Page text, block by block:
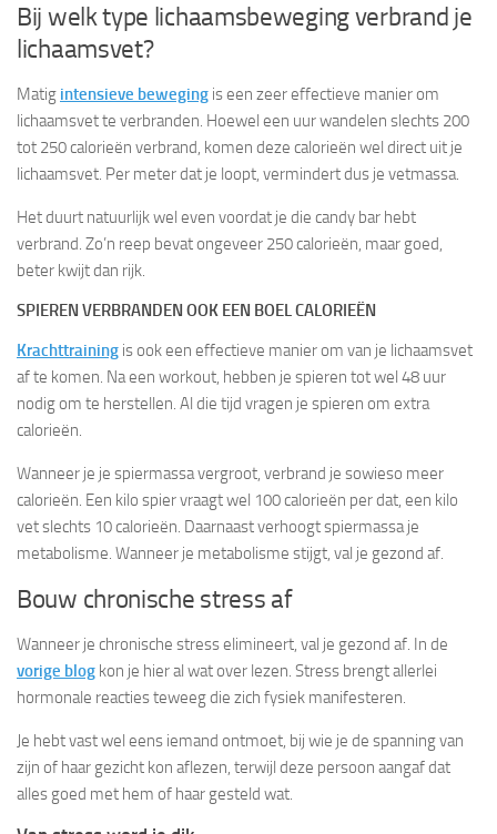
Bij welk type lichaamsbeweging verbrand je
lichaamsvet?
Matig intensieve beweging is een zeer effectieve manier om
lichaamsvet te verbranden. Hoewel een uur wandelen slechts 200
tot 250 calorieën verbrand, komen deze calorieën wel direct uit je
lichaamsvet. Per meter dat je loopt, vermindert dus je vetmassa.
Het duurt natuurlijk wel even voordat je die candy bar hebt
verbrand. Zo’n reep bevat ongeveer 250 calorieën, maar goed,
beter kwijt dan rijk.
SPIEREN VERBRANDEN OOK EEN BOEL CALORIEËN
Krachttraining is ook een effectieve manier om van je lichaamsvet
af te komen. Na een workout, hebben je spieren tot wel 48 uur
nodig om te herstellen. Al die tijd vragen je spieren om extra
calorieën.
Wanneer je je spiermassa vergroot, verbrand je sowieso meer
calorieën. Een kilo spier vraagt wel 100 calorieën per dat, een kilo
vet slechts 10 calorieën. Daarnaast verhoogt spiermassa je
metabolisme. Wanneer je metabolisme stijgt, val je gezond af.
Bouw chronische stress af
Wanneer je chronische stress elimineert, val je gezond af. In de
vorige blog kon je hier al wat over lezen. Stress brengt allerlei
hormonale reacties teweeg die zich fysiek manifesteren.
Je hebt vast wel eens iemand ontmoet, bij wie je de spanning van
zijn of haar gezicht kon aflezen, terwijl deze persoon aangaf dat
alles goed met hem of haar gesteld wat.